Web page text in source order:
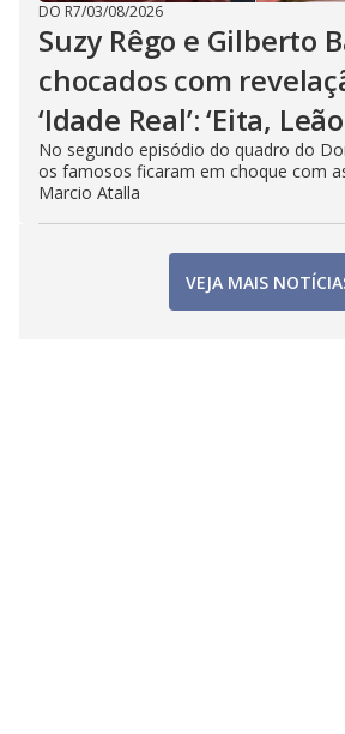
DO R7/03/08/2026
Suzy Rêgo e Gilberto
chocados com
‘Idade Real’: ‘Eita,
No segundo episódio do quadro do
os famosos ficaram em choque com
Marcio Atalla
VEJA MAIS